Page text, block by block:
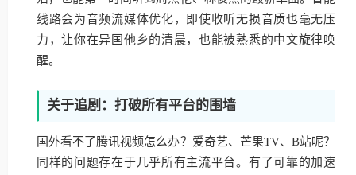
线路会为音频流媒体优化，即使收听无损音质也毫无压
力，让你在异国他乡的清晨，也能被熟悉的中文旋律唤
醒。
关于追剧：打破所有平台的围墙
国外看不了腾讯视频怎么办？爱奇艺、芒果TV、B站呢？
同样的问题存在于几乎所有主流平台。有了可靠的加速